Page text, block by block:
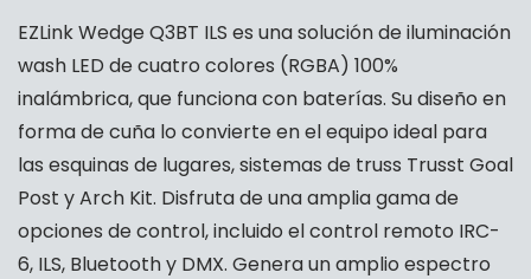
EZLink Wedge Q3BT ILS es una solución de iluminación
wash LED de cuatro colores (RGBA) 100%
inalámbrica, que funciona con baterías. Su diseño en
forma de cuña lo convierte en el equipo ideal para
las esquinas de lugares, sistemas de truss Trusst Goal
Post y Arch Kit. Disfruta de una amplia gama de
opciones de control, incluido el control remoto IRC-
6, ILS, Bluetooth y DMX. Genera un amplio espectro